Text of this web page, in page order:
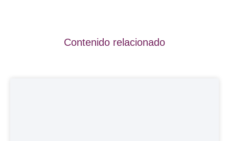
Contenido relacionado